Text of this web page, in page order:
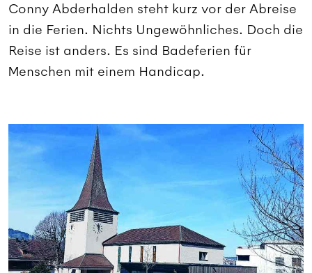
Conny Abderhalden steht kurz vor der Abreise
in die Ferien. Nichts Ungewöhnliches. Doch die
Reise ist anders. Es sind Badeferien für
Menschen mit einem Handicap.